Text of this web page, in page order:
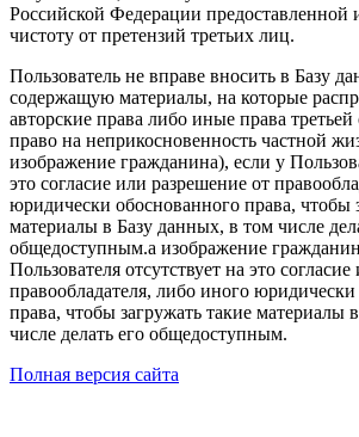
Российской Федерации
чистоту от претензий третьих лиц.
Пользователь не вправе вносить в Базу
содержащую материалы, на которые
авторские права либо иные права
право на неприкосновенность частной
изображение гражданина), если у
это согласие или разрешение от
юридически обоснованного права, чтобы
материалы в Базу данных, в том числе
общедоступным.а изображение
Пользователя отсутствует на это
правообладателя, либо иного
права, чтобы загружать такие материалы
числе делать его общедоступным.
Полная версия сайта